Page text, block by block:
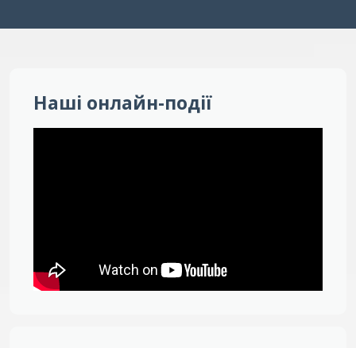
Наші онлайн-події